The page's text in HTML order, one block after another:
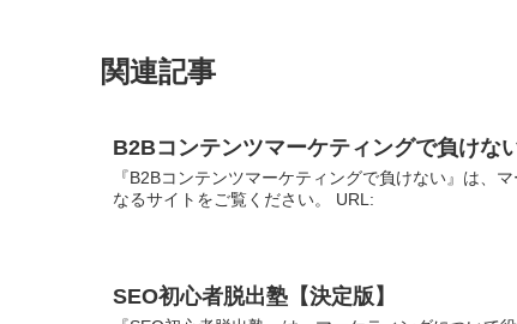
関連記事
B2Bコンテンツマーケティングで負けな
『B2Bコンテンツマーケティングで負けない』は、
なるサイトをご覧ください。 URL:
SEO初心者脱出塾【決定版】